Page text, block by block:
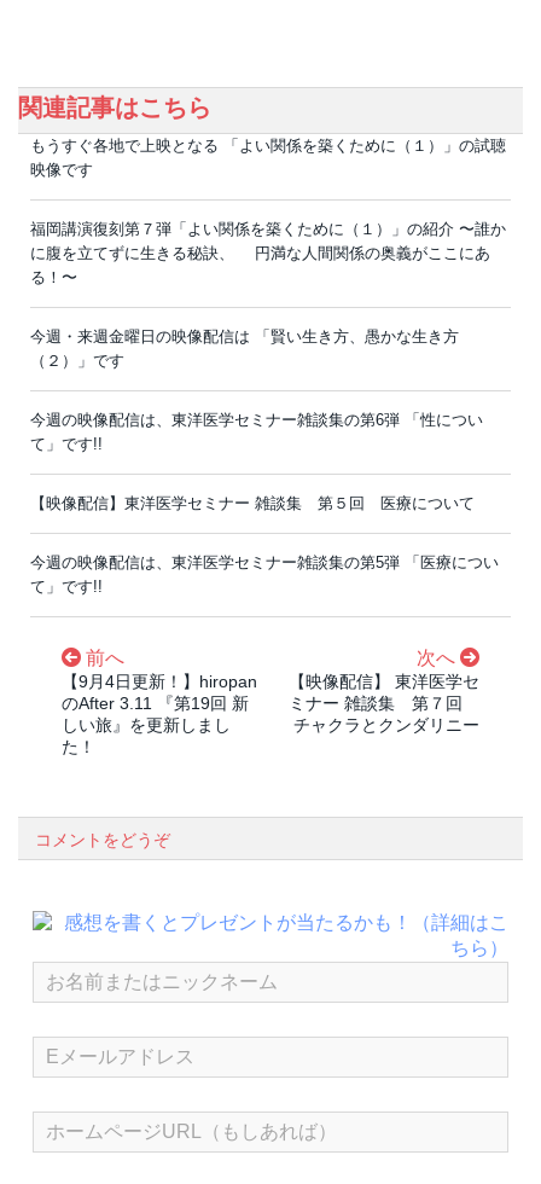
関連記事はこちら
もうすぐ各地で上映となる 「よい関係を築くために（１）」の試聴
映像です
福岡講演復刻第７弾「よい関係を築くために（１）」の紹介 〜誰か
に腹を立てずに生きる秘訣、 円満な人間関係の奥義がここにあ
る！〜
今週・来週金曜日の映像配信は 「賢い生き方、愚かな生き方
（２）」です
今週の映像配信は、東洋医学セミナー雑談集の第6弾 「性につい
て」です!!
【映像配信】東洋医学セミナー 雑談集 第５回 医療について
今週の映像配信は、東洋医学セミナー雑談集の第5弾 「医療につい
て」です!!
前へ
【9月4日更新！】hiropan
のAfter 3.11 『第19回 新
しい旅』を更新しまし
た！
次へ
【映像配信】 東洋医学セ
ミナー 雑談集 第７回
チャクラとクンダリニー
コメントをどうぞ